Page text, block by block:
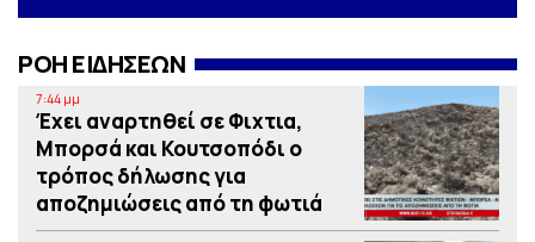
ΡΟΗ ΕΙΔΗΣΕΩΝ
7:44 μμ
Έχει αναρτηθεί σε Φιχτια,
Μπορσά και Κουτσοπόδι ο
τρόπος δήλωσης για
αποζημιώσεις από τη φωτιά